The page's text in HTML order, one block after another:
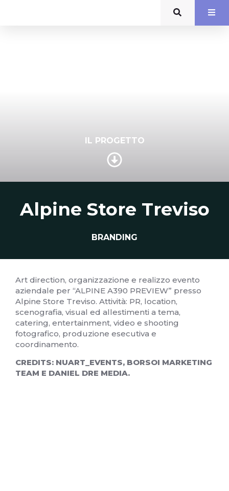
IL PROGETTO
Alpine Store Treviso
BRANDING
Art direction, organizzazione e realizzo evento
aziendale per “ALPINE A390 PREVIEW” presso
Alpine Store Treviso. Attività: PR, location,
scenografia, visual ed allestimenti a tema,
catering, entertainment, video e shooting
fotografico, produzione esecutiva e
coordinamento.
CREDITS: NUART_EVENTS, BORSOI MARKETING
TEAM E DANIEL DRE MEDIA.